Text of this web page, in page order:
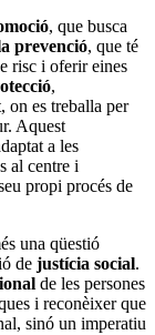
, que busca
prevenció, que té
risc i oferir eines
,
on es treballa per
Aquest
a les
al centre i
propi procés de
una qüestió
de justícia social.
de les persones
i reconèixer que
sinó un imperatiu